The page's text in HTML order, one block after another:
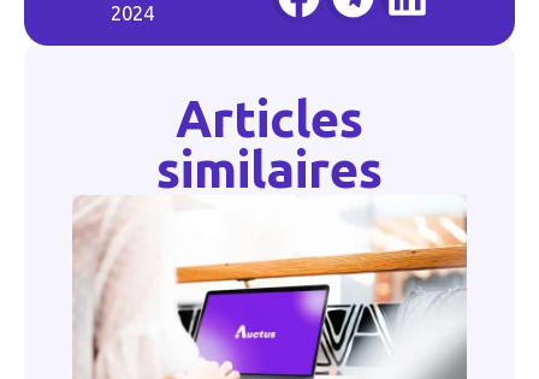
2024
Articles
similaires